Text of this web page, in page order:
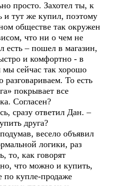
просто. Захотел ты, к
и тут же купил, поэтому
обществе так окружен
что ни о чем не
есть – пошел в магазин,
и комфортно - в
мы сейчас так хорошо
То есть
покрывает все
Согласен?
сразу ответил Дан. –
друга?
весело объявил
логики, раз
то, как говорят
что можно и купить,
по купле-продаже